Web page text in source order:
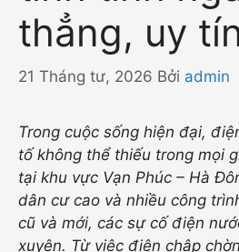
thẳng, uy
21 Tháng tư, 2026 Bởi admin
Trong cuộc sống hiện đại,
tố không thể thiếu trong mọi
tại khu vực Vạn Phúc – Hà
dân cư cao và nhiều công
cũ và mới, các sự cố điện
xuyên. Từ việc điện chập